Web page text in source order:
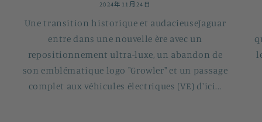
2024年11月24日
Une transition historique et audacieuseJaguar
entre dans une nouvelle ère avec un
repositionnement ultra-luxe, un abandon de
son emblématique logo "Growler" et un passage
complet aux véhicules électriques (VE) d'ici...